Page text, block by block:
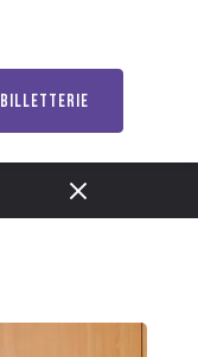
BILLETTERIE